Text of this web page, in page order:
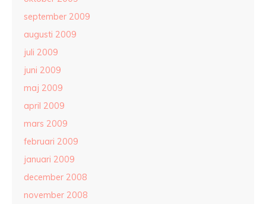
september 2009
augusti 2009
juli 2009
juni 2009
maj 2009
april 2009
mars 2009
februari 2009
januari 2009
december 2008
november 2008